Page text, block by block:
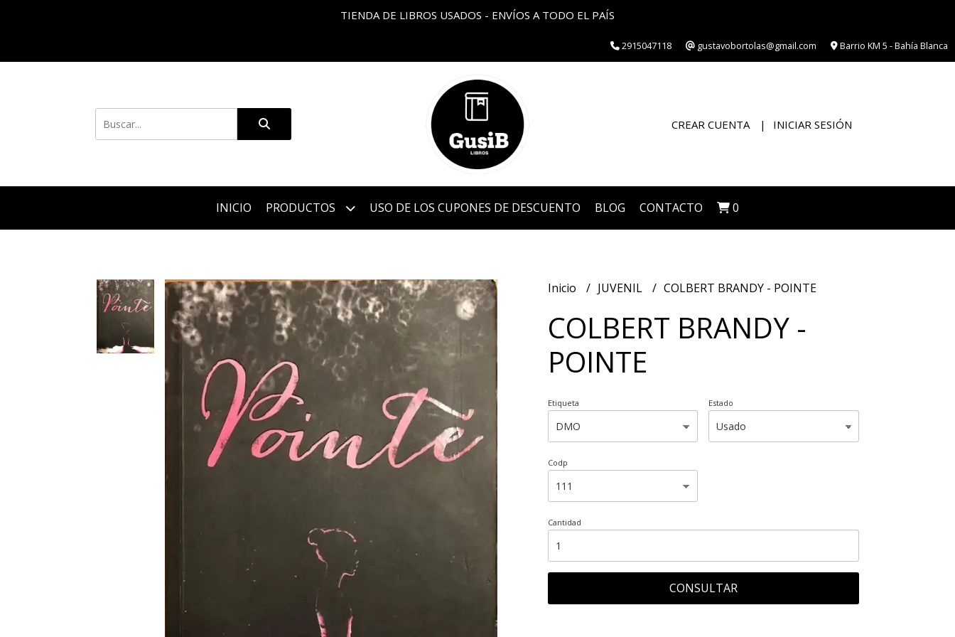
TIENDA DE LIBROS USADOS - ENVÍOS A TODO EL PAÍS
2915047118 gustavobortolas@gmail.com Barrio KM 5 - Bahía Blanca
CREAR CUENTA INICIAR SESIÓN
INICIO PRODUCTOS USO DE LOS CUPONES DE DESCUENTO BLOG CONTACTO 0
Inicio JUVENIL COLBERT BRANDY - POINTE
COLBERT BRANDY -
POINTE
Etiqueta Estado
Codp
Cantidad
CONSULTAR